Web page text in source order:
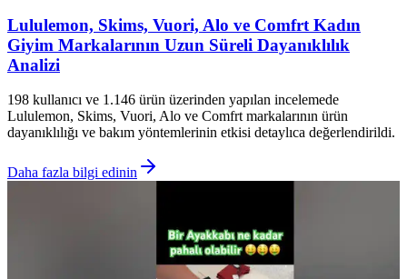
Lululemon, Skims, Vuori, Alo ve Comfrt Kadın
Giyim Markalarının Uzun Süreli Dayanıklılık
Analizi
198 kullanıcı ve 1.146 ürün üzerinden yapılan incelemede
Lululemon, Skims, Vuori, Alo ve Comfrt markalarının ürün
dayanıklılığı ve bakım yöntemlerinin etkisi detaylıca değerlendirildi.
Daha fazla bilgi edinin